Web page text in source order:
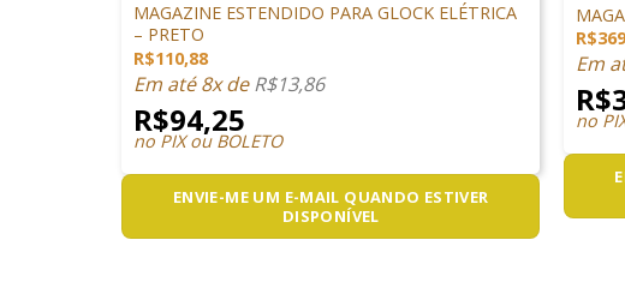
MAGAZINE ESTENDIDO PARA GLOCK ELÉTRICA
– PRETO
R$110,88
Em até 8x deR$13,86
R$94,25
no PIX ou BOLETO
ENVIE-ME UM E-MAIL QUANDO ESTIVER
DISPONÍVEL
R$
Em
R$
no